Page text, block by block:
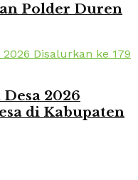
Polder Duren
2026
di Kabupaten